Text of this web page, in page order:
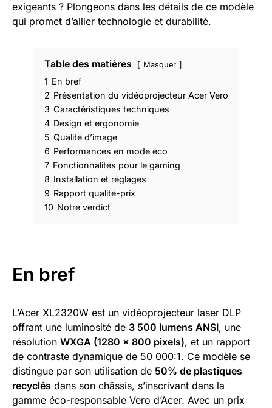
exigeants ? Plongeons dans les détails de ce modèle
qui promet d’allier technologie et durabilité.
Table des matières Masquer
1 En bref
2 Présentation du vidéoprojecteur Acer Vero
3 Caractéristiques techniques
4 Design et ergonomie
5 Qualité d’image
6 Performances en mode éco
7 Fonctionnalités pour le gaming
8 Installation et réglages
9 Rapport qualité-prix
10 Notre verdict
En bref
L’Acer XL2320W est un vidéoprojecteur laser DLP
offrant une luminosité de 3 500 lumens ANSI, une
résolution WXGA (1280 x 800 pixels), et un rapport
de contraste dynamique de 50 000:1. Ce modèle se
distingue par son utilisation de 50% de plastiques
recyclés dans son châssis, s’inscrivant dans la
gamme éco-responsable Vero d’Acer. Avec un prix